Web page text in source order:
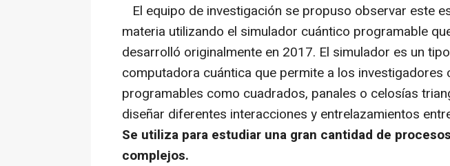
El equipo de investigación se propuso observar este
materia utilizando el simulador cuántico programable
desarrolló originalmente en 2017. El simulador es un
computadora cuántica que permite a los investigadores
programables como cuadrados, panales o celosías
diseñar diferentes interacciones y entrelazamientos
Se utiliza para estudiar una gran cantidad de
complejos.